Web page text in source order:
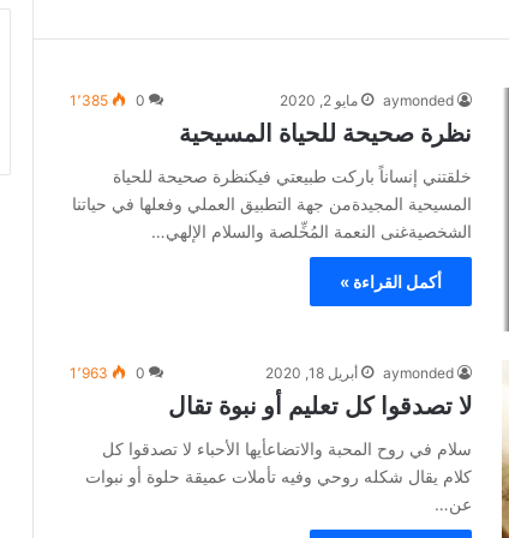
aymonded مايو 2, 2020 0 1٬385
نظرة صحيحة للحياة المسيحية
خلقتني إنساناً باركت طبيعتي فيكنظرة صحيحة للحياة
المسيحية المجيدةمن جهة التطبيق العملي وفعلها في حياتنا
الشخصيةغنى النعمة المُخِّلصة والسلام الإلهي…
أكمل القراءة »
aymonded أبريل 18, 2020 0 1٬963
لا تصدقوا كل تعليم أو نبوة تقال
سلام في روح المحبة والاتضاعأيها الأحباء لا تصدقوا كل
كلام يقال شكله روحي وفيه تأملات عميقة حلوة أو نبوات
عن…